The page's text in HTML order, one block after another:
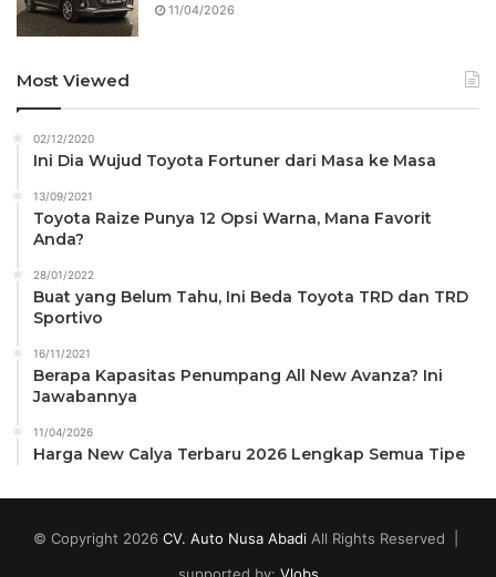
11/04/2026
Most Viewed
02/12/2020
Ini Dia Wujud Toyota Fortuner dari Masa ke Masa
13/09/2021
Toyota Raize Punya 12 Opsi Warna, Mana Favorit
Anda?
28/01/2022
Buat yang Belum Tahu, Ini Beda Toyota TRD dan TRD
Sportivo
16/11/2021
Berapa Kapasitas Penumpang All New Avanza? Ini
Jawabannya
11/04/2026
Harga New Calya Terbaru 2026 Lengkap Semua Tipe
© Copyright 2026 CV. Auto Nusa Abadi All Rights Reserved |